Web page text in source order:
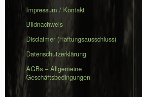
Impressum / Kontakt
Bildnachweis
Disclaimer (Haftungsausschluss)
Datenschutzerklärung
AGBs – Allgemeine
Geschäftsbedingungen